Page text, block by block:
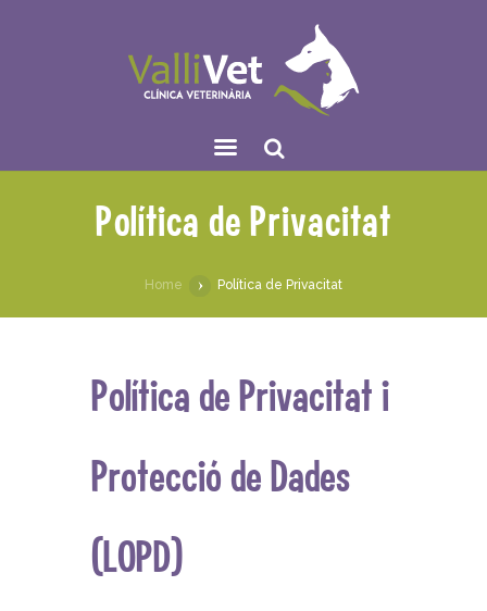
ch
Política de Privacitat
Home Política de Privacitat
Política de Privacitat i
Protecció de Dades
(LOPD)